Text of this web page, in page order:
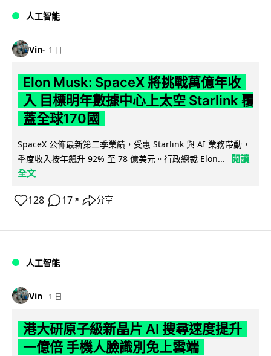
人工智能
Vin 1 日
Elon Musk: SpaceX 將挑戰萬億年收
入 目標明年數據中心上太空 Starlink 覆
蓋全球170國
SpaceX 公佈最新第二季業績，受惠 Starlink 與 AI 業務帶動，
季度收入按年飆升 92% 至 78 億美元。行政總裁 Elon...
閱讀
全文
128 17 ↗ 分享
人工智能
Vin 1 日
港大研原子級新晶片 AI 搜尋速度提升
一億倍 手機人臉識別免上雲端